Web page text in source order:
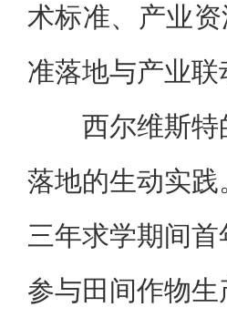
术标准、产业
准落地与产业联
西尔维斯
落地的生动实
三年求学期间
参与田间作物